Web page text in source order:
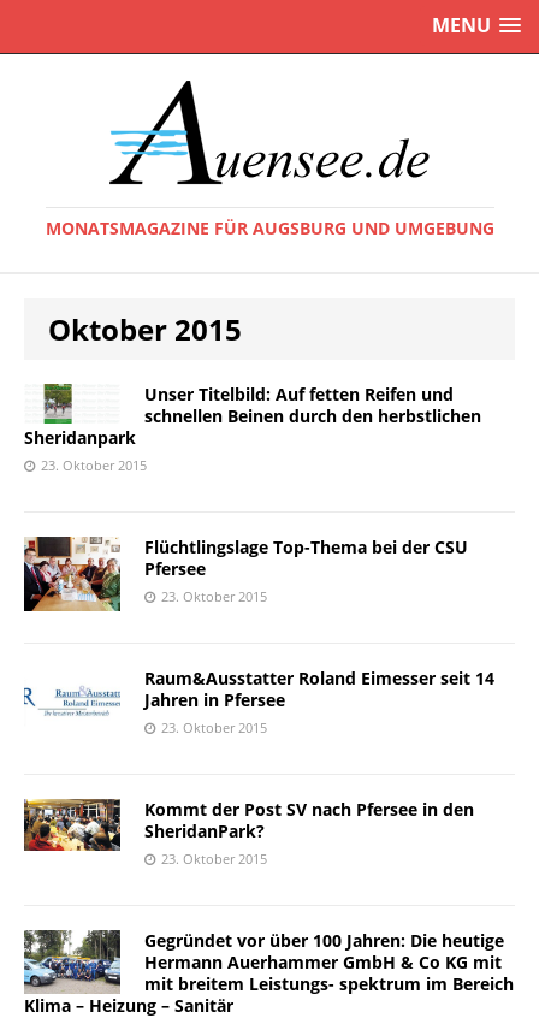
MENU
MONATSMAGAZINE FÜR AUGSBURG UND UMGEBUNG
Oktober 2015
Unser Titelbild: Auf fetten Reifen und
schnellen Beinen durch den herbstlichen
Sheridanpark
23. Oktober 2015
Flüchtlingslage Top-Thema bei der CSU
Pfersee
23. Oktober 2015
Raum&Ausstatter Roland Eimesser seit 14
Jahren in Pfersee
23. Oktober 2015
Kommt der Post SV nach Pfersee in den
SheridanPark?
23. Oktober 2015
Gegründet vor über 100 Jahren: Die heutige
Hermann Auerhammer GmbH & Co KG mit
mit breitem Leistungs- spektrum im Bereich
Klima – Heizung – Sanitär